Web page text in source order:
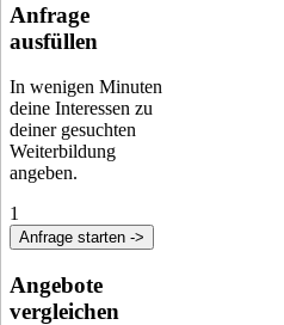
Anfrage
ausfüllen
In wenigen Minuten
deine Interessen zu
deiner gesuchten
Weiterbildung
angeben.
1
Anfrage starten ->
Angebote
vergleichen